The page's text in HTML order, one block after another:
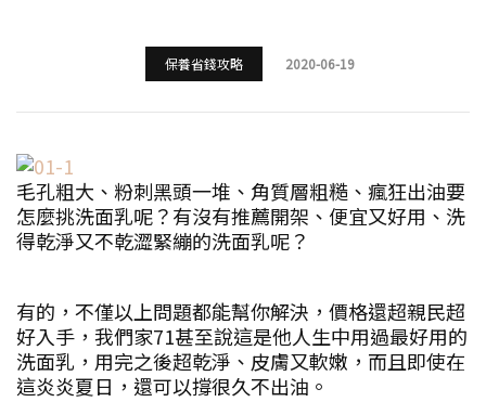
保養省錢攻略 2020-06-19
毛孔粗大、粉刺黑頭一堆、角質層粗糙、瘋狂出油要
怎麼挑洗面乳呢？有沒有推薦開架、便宜又好用、洗
得乾淨又不乾澀緊繃的洗面乳呢？
有的，不僅以上問題都能幫你解決，價格還超親民超
好入手，我們家71甚至說這是他人生中用過最好用的
洗面乳，用完之後超乾淨、皮膚又軟嫩，而且即使在
這炎炎夏日，還可以撐很久不出油。